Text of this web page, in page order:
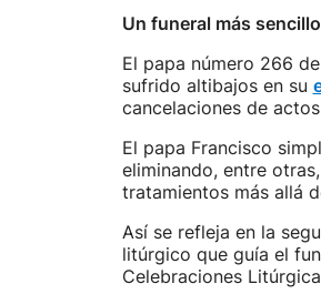
Un funeral más sencillo
El papa número 266
sufrido altibajos en su
cancelaciones de
El papa Francisco
eliminando, entre
tratamientos más allá
Así se refleja en la
litúrgico que guía el
Celebraciones